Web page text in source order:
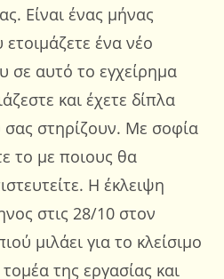
Είναι ένας μήνας
ένα νέο
σε αυτό το εγχείρημα
και έχετε δίπλα
στηρίζουν. Με σοφία
το με ποιους θα
Η έκλειψη
στις 28/10 στον
μιλάει για το κλείσιμο
της εργασίας και